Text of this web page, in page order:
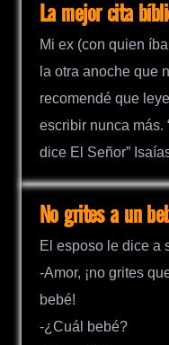
La mejor cita
Mi ex (con quien
la otra anoche que
recomendé que
escribir nunca más.
dice El Señor”
No grites a un
El esposo le dice a
-Amor, ¡no grites
bebé!
-¿Cuál bebé?